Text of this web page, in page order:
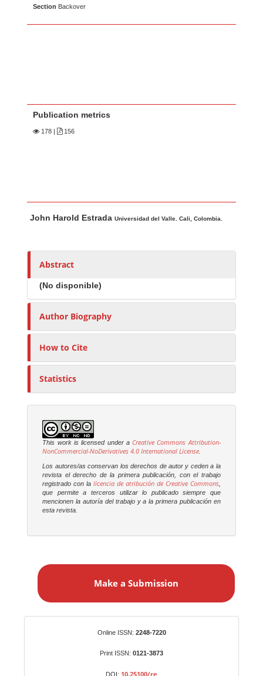
Section Backover
Publication metrics
178 156
u
h
r
John Harold EstradaUniversidad del Valle. Cali, Colombia.
Abstract
(No disponible)
Author Biography
How to Cite
Statistics
This work is licensed under a Creative Commons Attribution-
NonCommercial-NoDerivatives 4.0 International License.
Los autores/as conservan los derechos de autor y ceden a la
revista el derecho de la primera publicación, con el trabajo
registrado con lalicencia de atribución de Creative Commons,
que permite a terceros utilizar lo publicado siempre que
mencionen la autoría del trabajo y a la primera publicación en
esta revista.
a
Make a Submission
Online ISSN: 2248-7220
Print ISSN: 0121-3873
DOI: 10.25100/re